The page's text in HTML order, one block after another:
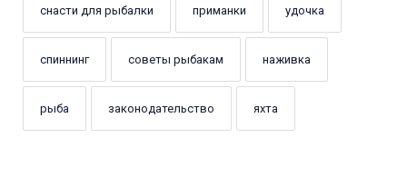
снасти для рыбалки приманки удочка
спиннинг советы рыбакам наживка
рыба законодательство яхта